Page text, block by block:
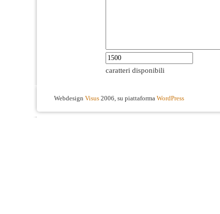
caratteri disponibili
Webdesign Visus 2006, su piattaforma WordPress